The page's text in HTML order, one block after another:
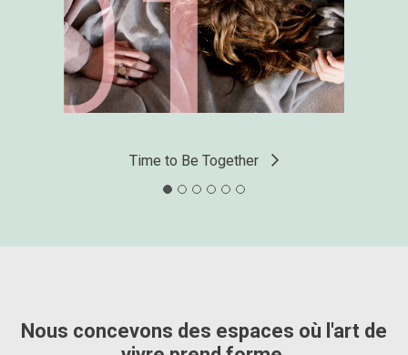
Time to Be Together
Nous concevons des espaces où l'art de